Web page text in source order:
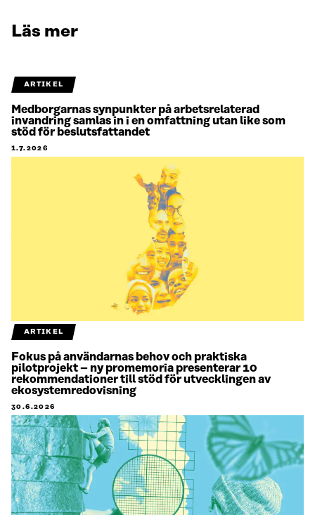
Läs mer
ARTIKEL
Medborgarnas synpunkter på arbetsrelaterad
invandring samlas in i en omfattning utan like som
stöd för beslutsfattandet
1.7.2026
ARTIKEL
Fokus på användarnas behov och praktiska
pilotprojekt – ny promemoria presenterar 10
rekommendationer till stöd för utvecklingen av
ekosystemredovisning
30.6.2026